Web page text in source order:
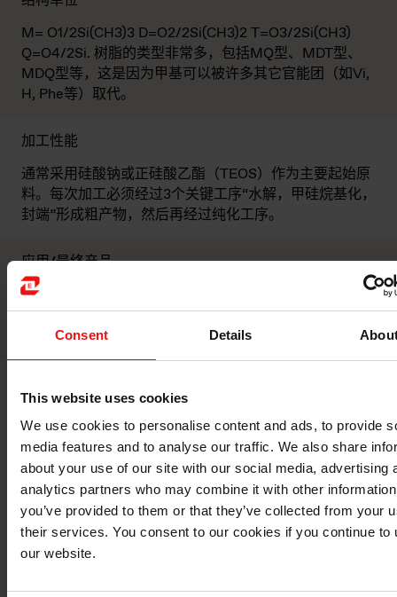
Consent Details
This website uses cookies
We use cookies to personalise content and ads, to provide
media features and to analyse our traffic. We also share
about your use of our site with our social media, advertising
analytics partners who may combine it with other
you’ve provided to them or that they’ve collected from your
their services. You consent to our cookies if you continue to
our website.
M= O1/2Si(CH3)3 D=O2/2Si(CH3)2 T=O3/2Si(CH3)
Q=O4/2Si. 树脂的类型非常多，包括MQ型、MDT型、
MDQ型等，这是因为甲基可以被许多其它官能团（如Vi,
H, Phe等）取代。
加工性能
通常采用硅酸钠或正硅酸乙酯（TEOS）作为主要起始原
料。每次加工必须经过3个关键工序“水解，甲硅烷基化，
封端”形成粗产物，然后再经过纯化工序。
应用/最终产品
可以作为增粘剂用于压敏胶（PSA），作为离型力促进剂
用于离型涂料，作为硅脂用于消泡剂，用于密封和粘合的
附着力促进剂，用于建筑和纺织品的疏水剂。
有机硅树脂的应用
下面我们来了解一下树脂在工业中的应用。大多数情况
下，有机硅工厂生产出来的有机硅树脂会首先用于调制配
方。如果按照甲基硅树脂（MQ型）的路线，我们的客户
会利用它们配制用于热塑性材料、热固性材料或弹性体材
料（如PU）的离型剂。丰富多样的树脂为离型剂配方设
计师提供了广泛的选择和配方开发的灵活性。